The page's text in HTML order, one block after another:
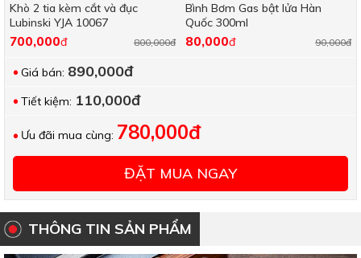
Khò 2 tia kèm cắt và đục
Lubinski YJA 10067
800,000đ
700,000đ
Bình Bơm Gas bật lửa Hàn
Quốc 300ml
90,000đ
80,000đ
Giá bán: 890,000đ
Tiết kiệm: 110,000đ
Ưu đãi mua cùng: 780,000đ
ĐẶT MUA NGAY
THÔNG TIN SẢN PHẨM